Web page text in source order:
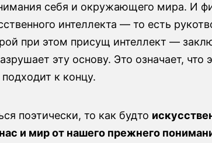
себя и окружающего мира. И
интеллекта — то есть
при этом присущ интеллект —
эту основу. Это означает, что
к концу.
поэтически, то как будто
и мир от нашего прежнего